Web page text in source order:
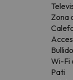
Zona
Wi-Fi
Pati